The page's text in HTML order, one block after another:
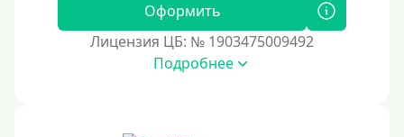
Оформить
Лицензия ЦБ: № 1903475009492
Подробнее